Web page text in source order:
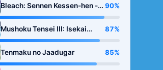
Bleach: Sennen Kessen-hen -
Kashin-tan
90%
Mushoku Tensei III: Isekai
Ittara Honki Dasu
87%
Tenmaku no Jaadugar 85%